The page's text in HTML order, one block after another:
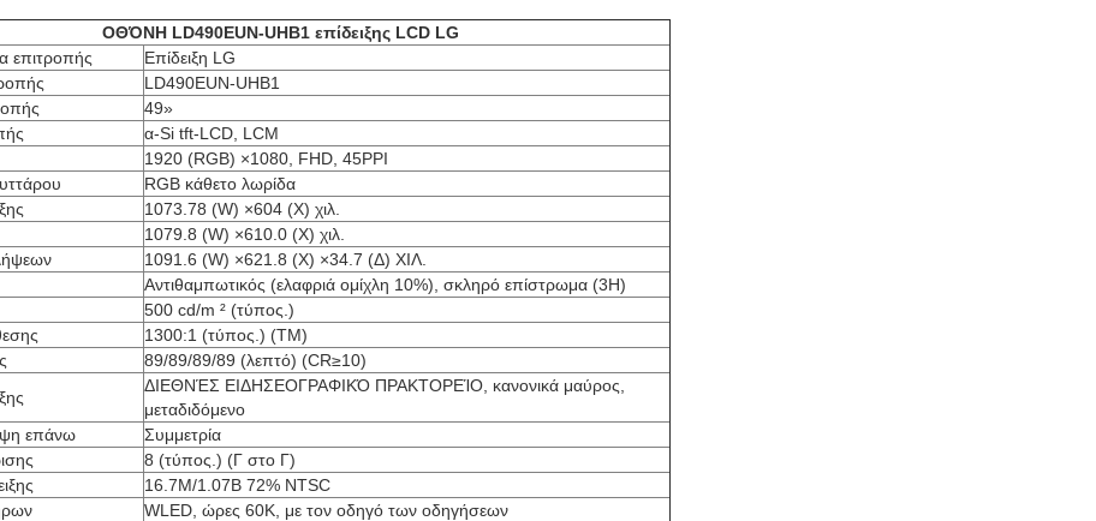
ΟΘΌΝΗ LD490EUN-UHB1 επίδειξης LCD LG
επιτροπής
Επίδειξη LG
LD490EUN-UHB1
49»
α-Si tft-LCD, LCM
1920 (RGB) ×1080, FHD, 45PPI
RGB κάθετο λωρίδα
1073.78 (W) ×604 (Χ) χιλ.
1079.8 (W) ×610.0 (Χ) χιλ.
1091.6 (W) ×621.8 (Χ) ×34.7 (Δ) ΧΙΛ.
Αντιθαμπωτικός (ελαφριά ομίχλη 10%), σκληρό επίστρωμα (3H)
500 cd/m ² (τύπος.)
1300:1 (τύπος.) (TM)
89/89/89/89 (λεπτό) (CR≥10)
ΔΙΕΘΝΈΣ ΕΙΔΗΣΕΟΓΡΑΦΙΚΌ ΠΡΑΚΤΟΡΕΊΟ, κανονικά μαύρος,
μεταδιδόμενο
επάνω
Συμμετρία
8 (τύπος.) (Γ στο Γ)
16.7M/1.07B 72% NTSC
WLED, ώρες 60K, με τον οδηγό των οδηγήσεων